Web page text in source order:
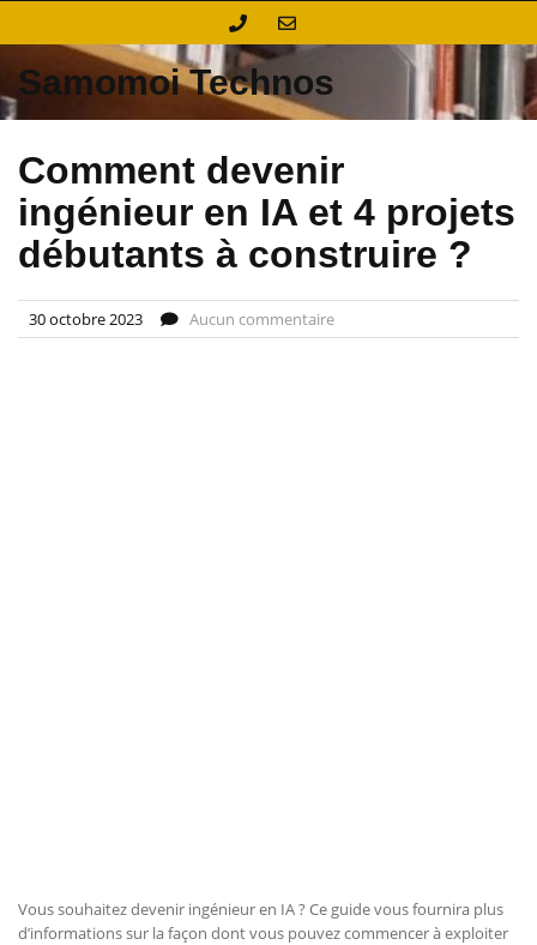
Samomoi Technos
Comment devenir
ingénieur en IA et 4 projets
débutants à construire ?
30 octobre 2023 Aucun commentaire
Vous souhaitez devenir ingénieur en IA ? Ce guide vous fournira plus
d’informations sur la façon dont vous pouvez commencer à exploiter